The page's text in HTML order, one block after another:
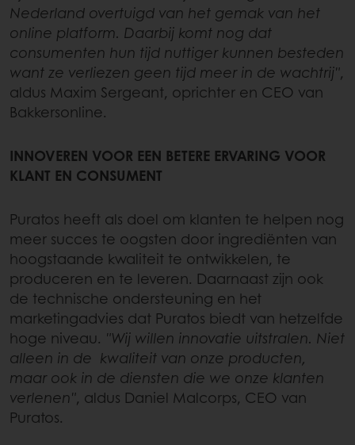
Nederland overtuigd van het gemak van het
online platform. Daarbij komt nog dat
consumenten hun tijd nuttiger kunnen besteden
want ze verliezen geen tijd meer in de wachtrij",
aldus Maxim Sergeant, oprichter en CEO van
Bakkersonline.
INNOVEREN VOOR EEN BETERE ERVARING VOOR
KLANT EN CONSUMENT
Puratos heeft als doel om klanten te helpen nog
meer succes te oogsten door ingrediënten van
hoogstaande kwaliteit te ontwikkelen, te
produceren en te leveren. Daarnaast zijn ook
de technische ondersteuning en het
marketingadvies dat Puratos biedt van hetzelfde
hoge niveau. "Wij willen innovatie uitstralen. Niet
alleen in de kwaliteit van onze producten,
maar ook in de diensten die we onze klanten
verlenen", aldus Daniel Malcorps, CEO van
Puratos.